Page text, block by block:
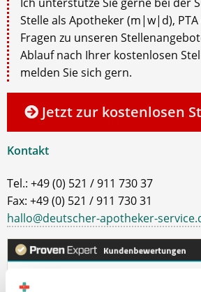
Stelle als Apotheker (m|w|d), PTA
Fragen zu unseren
Ablauf nach Ihrer kostenlosen
melden Sie sich gern.
Jetzt zur kostenlosen
Kontakt
Tel.: +49 (0) 521 / 911 730 37
Fax: +49 (0) 521 / 911 730 31
hallo@deutscher-apotheker-